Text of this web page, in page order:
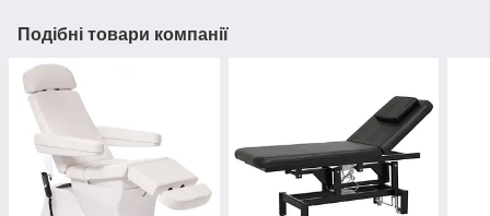
Подібні товари компанії